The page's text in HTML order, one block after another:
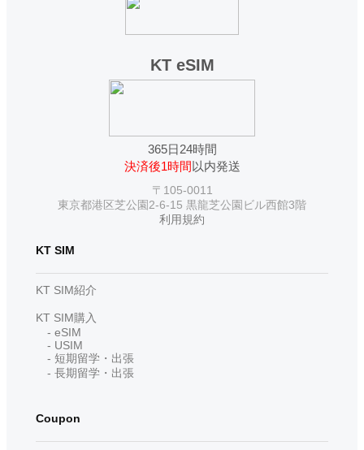
KT eSIM
365日24時間
決済後1時間以内発送
〒105-0011
東京都港区芝公園2-6-15 黒龍芝公園ビル西館3階
利用規約
KT SIM
KT SIM紹介
KT SIM購入
- eSIM
- USIM
- 短期留学・出張
- 長期留学・出張
Coupon